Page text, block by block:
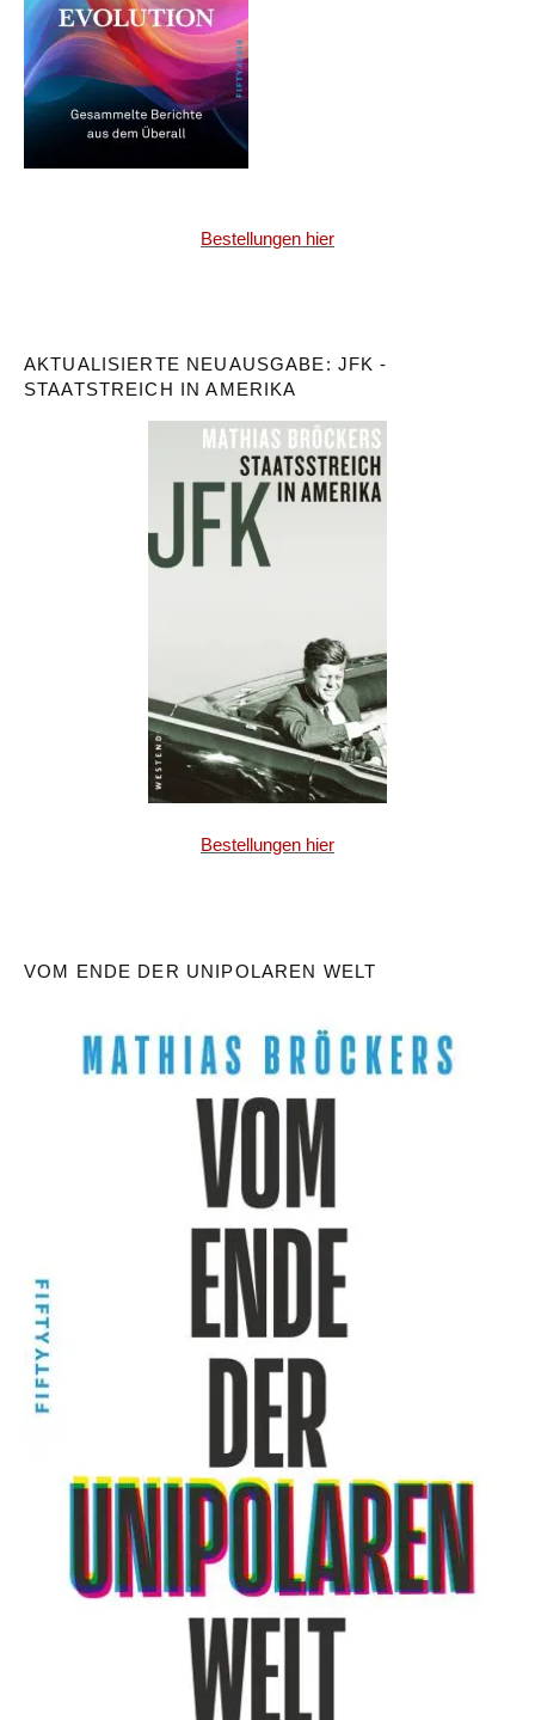
Bestellungen hier
AKTUALISIERTE NEUAUSGABE: JFK -
STAATSTREICH IN AMERIKA
Bestellungen hier
VOM ENDE DER UNIPOLAREN WELT